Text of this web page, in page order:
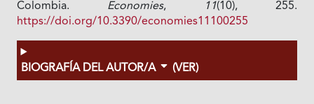
Colombia. Economies, 11(10), 255.
https://doi.org/10.3390/economies11100255
BIOGRAFÍA DEL AUTOR/A (VER)